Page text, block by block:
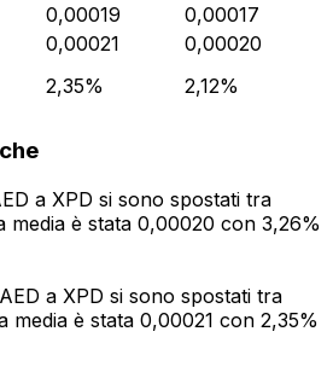
0,00019
0,00017
0,00021
0,00020
2,35% 2,12%
a XPD si sono spostati tra
media è stata 0,00020 con 3,26%
a XPD si sono spostati tra
media è stata 0,00021 con 2,35%